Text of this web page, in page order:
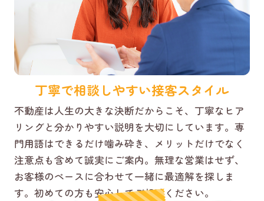
丁寧で相談しやすい接客スタイル
不動産は人生の大きな決断だからこそ、丁寧なヒア
リングと分かりやすい説明を大切にしています。専
門用語はできるだけ噛み砕き、メリットだけでなく
注意点も含めて誠実にご案内。無理な営業はせず、
お客様のペースに合わせて一緒に最適解を探しま
す。初めての方も安心してご相談ください。